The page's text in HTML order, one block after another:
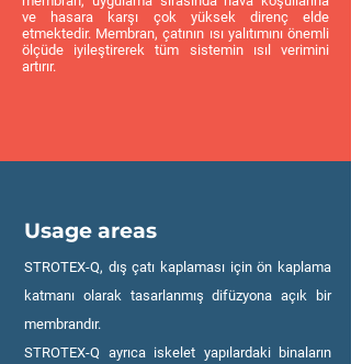
ve hasara karşı çok yüksek direnç elde
etmektedir. Membran, çatının ısı yalıtımını önemli
ölçüde iyileştirerek tüm sistemin ısıl verimini
artırır.
Usage areas
STROTEX-Q, dış çatı kaplaması için ön kaplama
katmanı olarak tasarlanmış difüzyona açık bir
membrandır.
STROTEX-Q ayrıca iskelet yapılardaki binaların